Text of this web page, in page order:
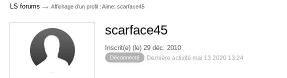
LS forums → Affichage d'un profil : Aime: scarface45
scarface45
Inscrit(e) (le) 29 déc. 2010
Déconnecté Dernière activité mai 13 2020 13:24